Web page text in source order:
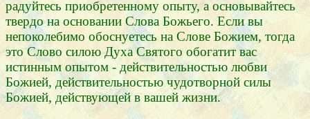
радуйтесь приобретенному опыту, а основывайтесь
твердо на основании Слова Божьего. Если вы
непоколебимо обоснуетесь на Слове Божием, тогда
это Слово силою Духа Святого обогатит вас
истинным опытом - действительностью любви
Божией, действительностью чудотворной силы
Божией, действующей в вашей жизни.